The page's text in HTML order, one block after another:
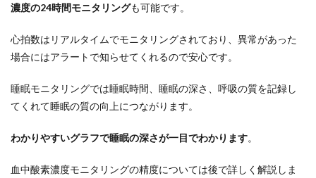
濃度の24時間モニタリングも可能です。
心拍数はリアルタイムでモニタリングされており、異常があった
場合にはアラートで知らせてくれるので安心です。
睡眠モニタリングでは睡眠時間、睡眠の深さ、呼吸の質を記録し
てくれて睡眠の質の向上につながります。
わかりやすいグラフで睡眠の深さが一目でわかります。
血中酸素濃度モニタリングの精度については後で詳しく解説しま